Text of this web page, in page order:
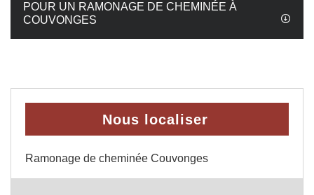
POUR UN RAMONAGE DE CHEMINÉE À
COUVONGES
Nous localiser
Ramonage de cheminée Couvonges